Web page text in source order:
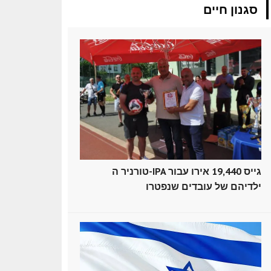
סגנון חיים
טורניר ה-IPA גייס 19,440 אירו עבור
ילדיהם של עובדים שנפטרו